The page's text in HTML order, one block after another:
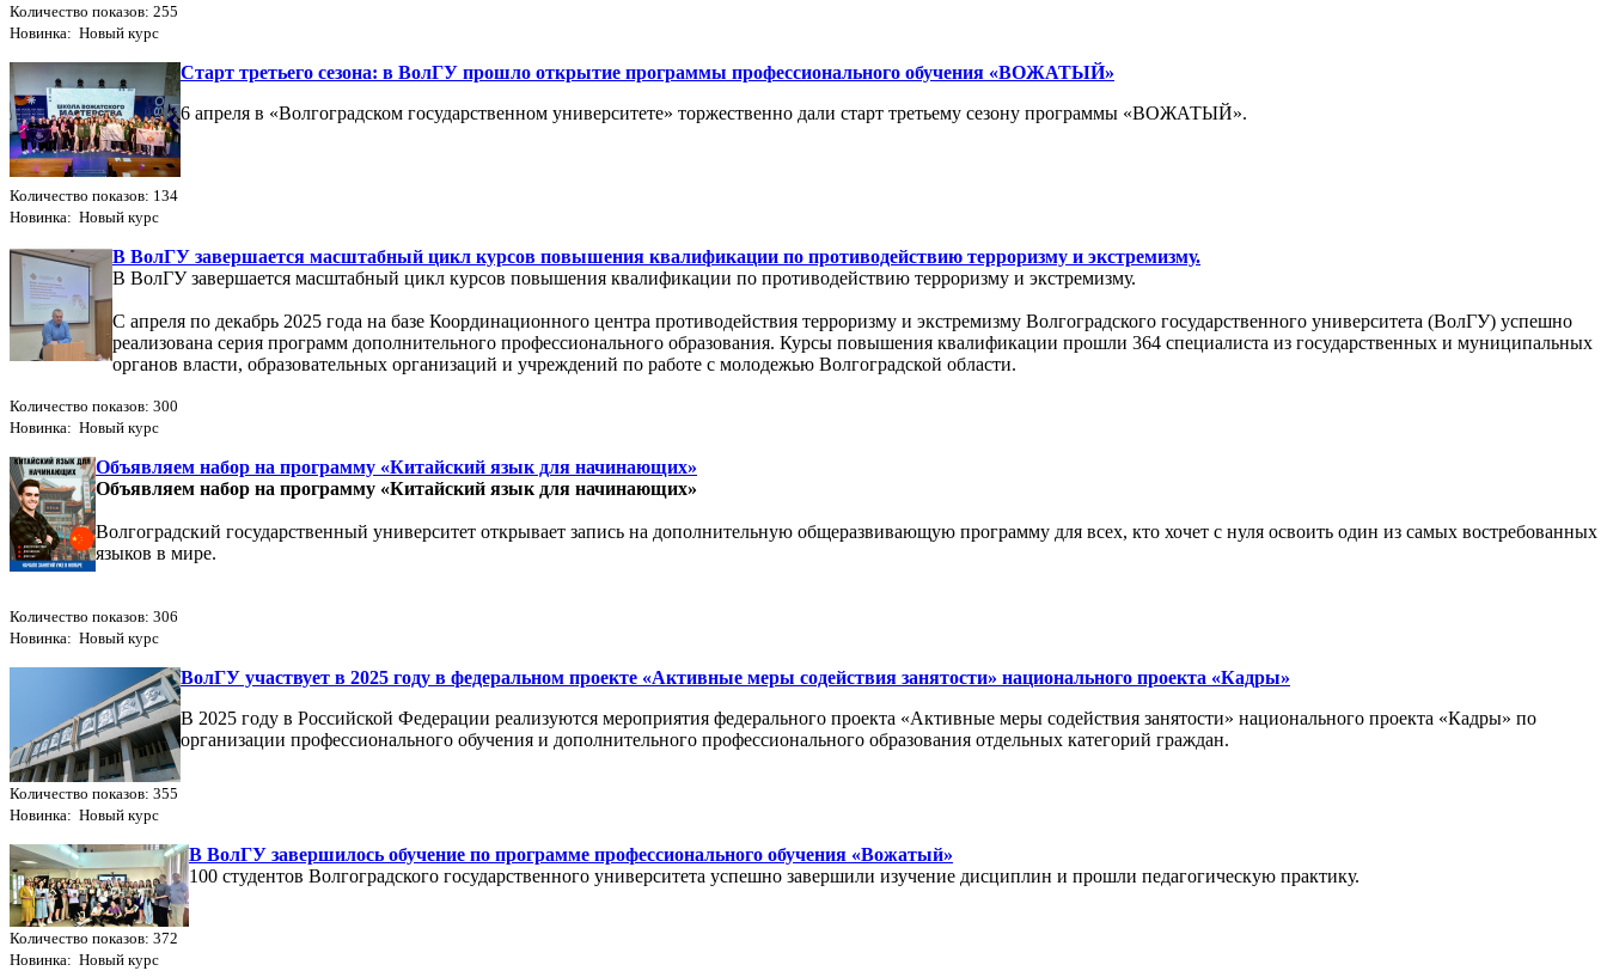
Количество показов: 255
Новинка: Новый курс
Старт третьего сезона: в ВолГУ прошло открытие программы профессионального обучения «ВОЖАТЫЙ»
6 апреля в «Волгоградском государственном университете» торжественно дали старт третьему сезону программы «ВОЖАТЫЙ».
Количество показов: 134
Новинка: Новый курс
В ВолГУ завершается масштабный цикл курсов повышения квалификации по противодействию терроризму и экстремизму.
В ВолГУ завершается масштабный цикл курсов повышения квалификации по противодействию терроризму и экстремизму.
С апреля по декабрь 2025 года на базе Координационного центра противодействия терроризму и экстремизму Волгоградского государственного университета (ВолГУ) успешно
реализована серия программ дополнительного профессионального образования. Курсы повышения квалификации прошли 364 специалиста из государственных и муниципальных
органов власти, образовательных организаций и учреждений по работе с молодежью Волгоградской области.
Количество показов: 300
Новинка: Новый курс
Объявляем набор на программу «Китайский язык для начинающих»
Объявляем набор на программу «Китайский язык для начинающих»
Волгоградский государственный университет открывает запись на дополнительную общеразвивающую программу для всех, кто хочет с нуля освоить один из самых востребованных
языков в мире.
Количество показов: 306
Новинка: Новый курс
ВолГУ участвует в 2025 году в федеральном проекте «Активные меры содействия занятости» национального проекта «Кадры»
В 2025 году в Российской Федерации реализуются мероприятия федерального проекта «Активные меры содействия занятости» национального проекта «Кадры» по
организации профессионального обучения и дополнительного профессионального образования отдельных категорий граждан.
Количество показов: 355
Новинка: Новый курс
В ВолГУ завершилось обучение по программе профессионального обучения «Вожатый»
100 студентов Волгоградского государственного университета успешно завершили изучение дисциплин и прошли педагогическую практику.
Количество показов: 372
Новинка: Новый курс